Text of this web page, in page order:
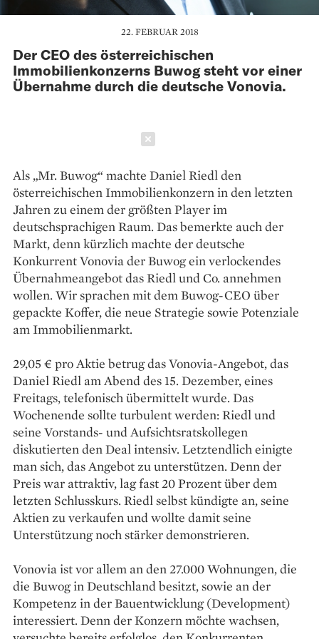
22. FEBRUAR 2018
Der CEO des österreichischen
Immobilienkonzerns Buwog steht vor einer
Übernahme durch die deutsche Vonovia.
Als „Mr. Buwog“ machte Daniel Riedl den
österreichischen Immobilienkonzern in den letzten
Jahren zu einem der größten Player im
deutschsprachigen Raum. Das bemerkte auch der
Markt, denn kürzlich machte der deutsche
Konkurrent Vonovia der Buwog ein verlockendes
Übernahmeangebot das Riedl und Co. annehmen
wollen. Wir sprachen mit dem Buwog-CEO über
gepackte Koffer, die neue Strategie sowie Potenziale
am Immobilienmarkt.
29,05 € pro Aktie betrug das Vonovia-Angebot, das
Daniel Riedl am Abend des 15. Dezember, eines
Freitags, telefonisch übermittelt wurde. Das
Wochenende sollte turbulent werden: Riedl und
seine Vorstands- und Aufsichtsratskollegen
diskutierten den Deal intensiv. Letztendlich einigte
man sich, das Angebot zu unterstützen. Denn der
Preis war attraktiv, lag fast 20 Prozent über dem
letzten Schlusskurs. Riedl selbst kündigte an, seine
Aktien zu verkaufen und wollte damit seine
Unterstützung noch stärker demonstrieren.
Vonovia ist vor allem an den 27.000 Wohnungen, die
die Buwog in Deutschland besitzt, sowie an der
Kompetenz in der Bauentwicklung (Development)
interessiert. Denn der Konzern möchte wachsen,